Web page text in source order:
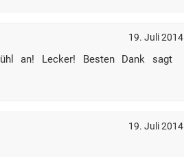
19. Juli 2014
an! Lecker! Besten Dank sagt
19. Juli 2014